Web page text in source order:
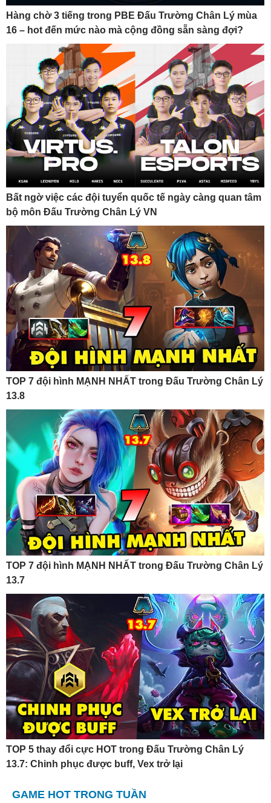
Hàng chờ 3 tiếng trong PBE Đấu Trường Chân Lý mùa
16 – hot đến mức nào mà cộng đồng sẵn sàng đợi?
Bất ngờ việc các đội tuyển quốc tế ngày càng quan tâm
bộ môn Đấu Trường Chân Lý VN
TOP 7 đội hình MẠNH NHẤT trong Đấu Trường Chân Lý
13.8
TOP 7 đội hình MẠNH NHẤT trong Đấu Trường Chân Lý
13.7
TOP 5 thay đổi cực HOT trong Đấu Trường Chân Lý
13.7: Chinh phục được buff, Vex trở lại
GAME HOT TRONG TUẦN